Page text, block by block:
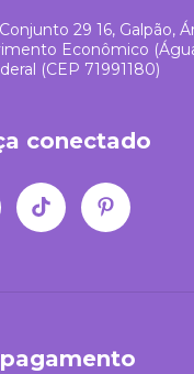
29 16, Galpão,
Econômico
(CEP 71991180)
conectado